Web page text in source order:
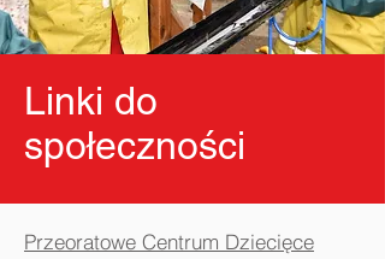
Linki do
społeczności
Przeoratowe Centrum Dziecięce